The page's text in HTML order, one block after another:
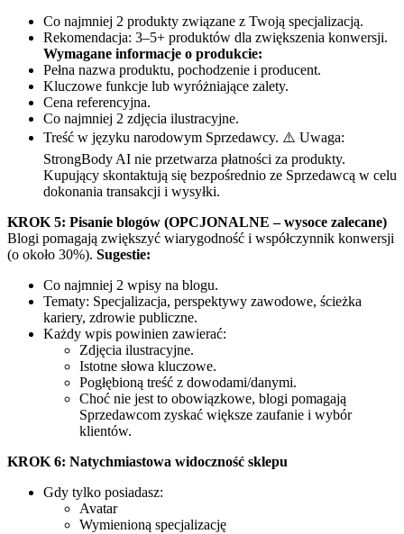
Co najmniej 2 produkty związane z Twoją specjalizacją.
Rekomendacja: 3–5+ produktów dla zwiększenia konwersji.
Wymagane informacje o produkcie:
Pełna nazwa produktu, pochodzenie i producent.
Kluczowe funkcje lub wyróżniające zalety.
Cena referencyjna.
Co najmniej 2 zdjęcia ilustracyjne.
Treść w języku narodowym Sprzedawcy. ⚠️ Uwaga:
StrongBody AI nie przetwarza płatności za produkty.
Kupujący skontaktują się bezpośrednio ze Sprzedawcą w celu
dokonania transakcji i wysyłki.
KROK 5: Pisanie blogów (OPCJONALNE – wysoce zalecane)
Blogi pomagają zwiększyć wiarygodność i współczynnik konwersji
(o około 30%). Sugestie:
Co najmniej 2 wpisy na blogu.
Tematy: Specjalizacja, perspektywy zawodowe, ścieżka
kariery, zdrowie publiczne.
Każdy wpis powinien zawierać:
Zdjęcia ilustracyjne.
Istotne słowa kluczowe.
Pogłębioną treść z dowodami/danymi.
Choć nie jest to obowiązkowe, blogi pomagają
Sprzedawcom zyskać większe zaufanie i wybór
klientów.
KROK 6: Natychmiastowa widoczność sklepu
Gdy tylko posiadasz:
Avatar
Wymienioną specjalizację